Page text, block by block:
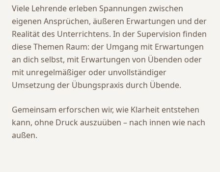
Viele Lehrende erleben Spannungen zwischen
eigenen Ansprüchen, äußeren Erwartungen und der
Realität des Unterrichtens. In der Supervision finden
diese Themen Raum: der Umgang mit Erwartungen
an dich selbst, mit Erwartungen von Übenden oder
mit unregelmäßiger oder unvollständiger
Umsetzung der Übungspraxis durch Übende.
Gemeinsam erforschen wir, wie Klarheit entstehen
kann, ohne Druck auszuüben – nach innen wie nach
außen.